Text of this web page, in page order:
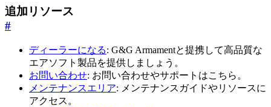
追加リソース
#
ディーラーになる: G&G Armamentと提携して高品質な
エアソフト製品を提供しましょう。
お問い合わせ: お問い合わせやサポートはこちら。
メンテナンスエリア: メンテナンスガイドやリソースに
アクセス。